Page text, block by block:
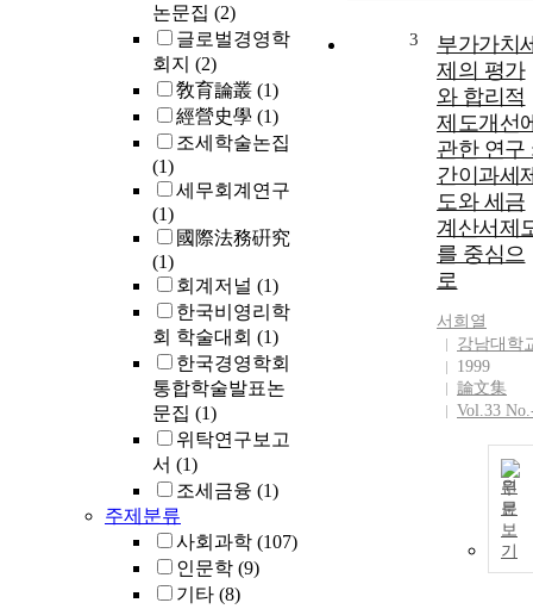
논문집 (2)
글로벌경영학
회지 (2)
敎育論叢 (1)
經營史學 (1)
조세학술논집
(1)
세무회계연구
(1)
國際法務硏究
(1)
회계저널 (1)
한국비영리학
회 학술대회 (1)
한국경영학회
통합학술발표논
문집 (1)
위탁연구보고
서 (1)
조세금융 (1)
주제분류
사회과학 (107)
인문학 (9)
기타 (8)
3
부가가치
제의 평가
와 합리적
제도개선
관한 연구
간이과세
도와 세금
계산서제
를 중심으
로
서희열
강남대학
1999
論文集
Vol.33
원
문
보
기